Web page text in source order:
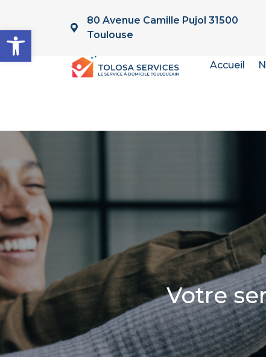
Ouvrir la barre d’outils
80 Avenue Camille Pujol 31500
Toulouse
Accueil
Votre